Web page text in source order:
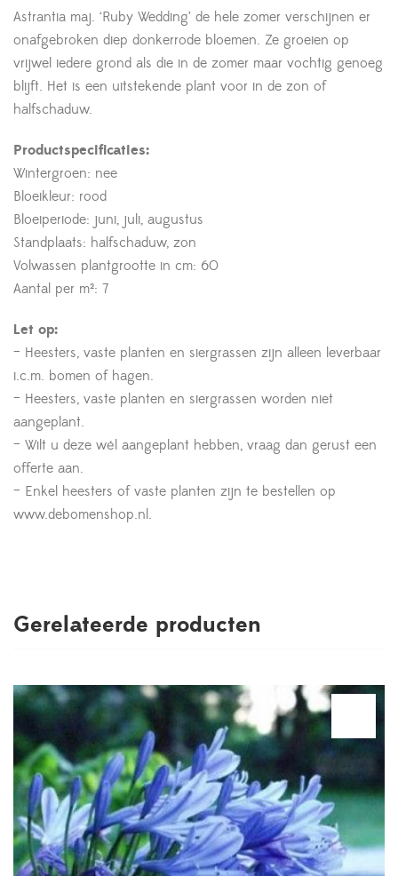
Astrantia maj. ‘Ruby Wedding’ de hele zomer verschijnen er
onafgebroken diep donkerrode bloemen. Ze groeien op
vrijwel iedere grond als die in de zomer maar vochtig genoeg
blijft. Het is een uitstekende plant voor in de zon of
halfschaduw.
Productspecificaties:
Wintergroen: nee
Bloeikleur: rood
Bloeiperiode: juni, juli, augustus
Standplaats: halfschaduw, zon
Volwassen plantgrootte in cm: 60
Aantal per m²: 7
Let op:
– Heesters, vaste planten en siergrassen zijn alleen leverbaar
i.c.m. bomen of hagen.
– Heesters, vaste planten en siergrassen worden niet
aangeplant.
– Wilt u deze wél aangeplant hebben, vraag dan gerust een
offerte aan.
– Enkel heesters of vaste planten zijn te bestellen op
www.debomenshop.nl.
Gerelateerde producten